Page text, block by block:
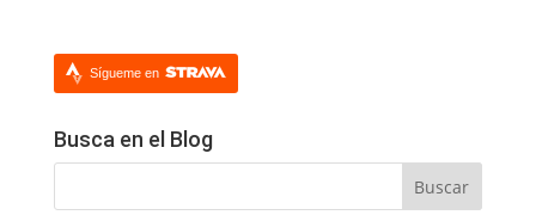
Sígueme en
Busca en el Blog